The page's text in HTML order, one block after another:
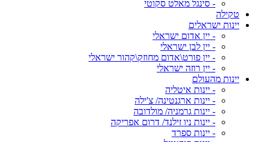
- סינגל מאלט סקוטי
טקילה
יינות ישראלים
- יין אדום ישראלי
- יין לבן ישראלי
- יין פורט\אדום מחוזק\קהור ישראלי
- יין רוזה ישראלי
יינות מהעולם
- יינות איטליה
- יינות ארגנטינה/ צ'ילה
- יינות גרמניה/ מולדובה
- יינות ניו זילנד/ דרום אפריקה
- יינות ספרד